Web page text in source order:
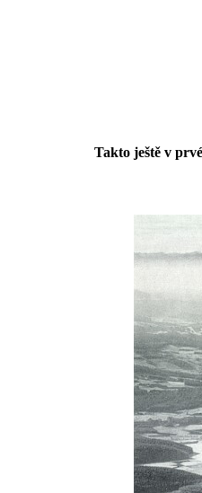
Takto ještě v